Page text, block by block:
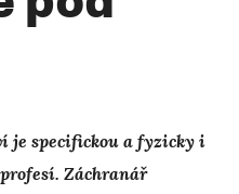
je specifickou a fyzicky i
Záchranář